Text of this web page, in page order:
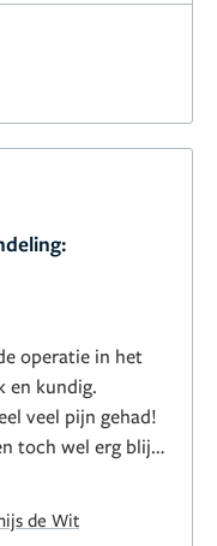
operatie in het
en kundig.
veel pijn gehad!
toch wel erg blij
de Wit